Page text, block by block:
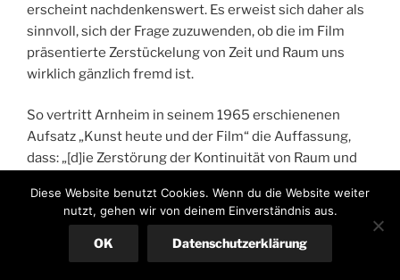
erscheint nachdenkenswert. Es erweist sich daher als
sinnvoll, sich der Frage zuzuwenden, ob die im Film
präsentierte Zerstückelung von Zeit und Raum uns
wirklich gänzlich fremd ist.
So vertritt Arnheim in seinem 1965 erschienenen
Aufsatz „Kunst heute und der Film“ die Auffassung,
dass: „[d]ie Zerstörung der Kontinuität von Raum und
Welt angewendet wird, aber sie ist eine vernünftige
Ordnung im Reich des Geistes. Tatsächlich lagert der
menschliche Geist Erfahrungen der Vergangenheit als
Gedächtnisspuren, und in einem Lagergewölbe gibt es
Diese Website benutzt Cookies. Wenn du die Website weiter
nutzt, gehen wir von deinem Einverständnis aus.
OK Datenschutzerklärung